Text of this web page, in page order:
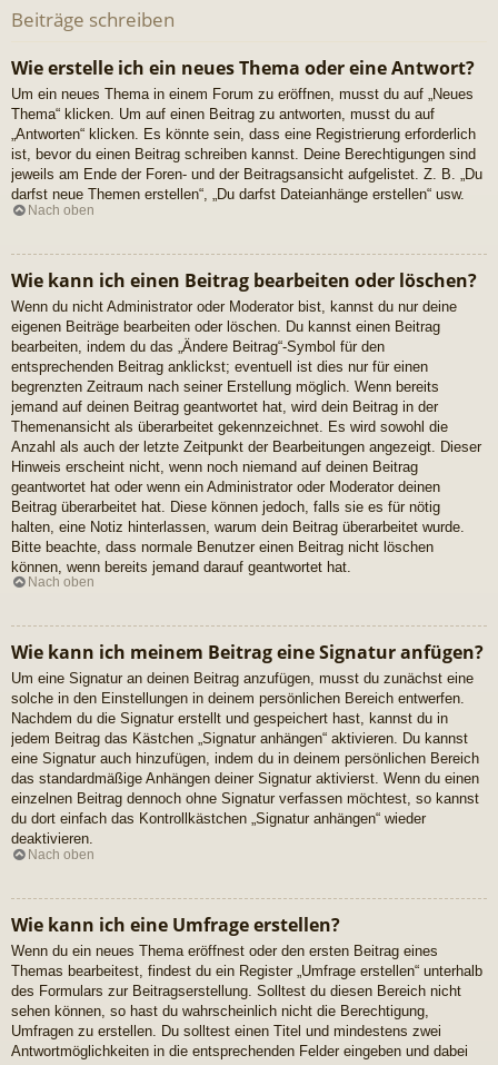
Beiträge schreiben
Wie erstelle ich ein neues Thema oder eine Antwort?
Um ein neues Thema in einem Forum zu eröffnen, musst du auf „Neues
Thema“ klicken. Um auf einen Beitrag zu antworten, musst du auf
„Antworten“ klicken. Es könnte sein, dass eine Registrierung erforderlich
ist, bevor du einen Beitrag schreiben kannst. Deine Berechtigungen sind
jeweils am Ende der Foren- und der Beitragsansicht aufgelistet. Z. B. „Du
darfst neue Themen erstellen“, „Du darfst Dateianhänge erstellen“ usw.
Nach oben
Wie kann ich einen Beitrag bearbeiten oder löschen?
Wenn du nicht Administrator oder Moderator bist, kannst du nur deine
eigenen Beiträge bearbeiten oder löschen. Du kannst einen Beitrag
bearbeiten, indem du das „Ändere Beitrag“-Symbol für den
entsprechenden Beitrag anklickst; eventuell ist dies nur für einen
begrenzten Zeitraum nach seiner Erstellung möglich. Wenn bereits
jemand auf deinen Beitrag geantwortet hat, wird dein Beitrag in der
Themenansicht als überarbeitet gekennzeichnet. Es wird sowohl die
Anzahl als auch der letzte Zeitpunkt der Bearbeitungen angezeigt. Dieser
Hinweis erscheint nicht, wenn noch niemand auf deinen Beitrag
geantwortet hat oder wenn ein Administrator oder Moderator deinen
Beitrag überarbeitet hat. Diese können jedoch, falls sie es für nötig
halten, eine Notiz hinterlassen, warum dein Beitrag überarbeitet wurde.
Bitte beachte, dass normale Benutzer einen Beitrag nicht löschen
können, wenn bereits jemand darauf geantwortet hat.
Nach oben
Wie kann ich meinem Beitrag eine Signatur anfügen?
Um eine Signatur an deinen Beitrag anzufügen, musst du zunächst eine
solche in den Einstellungen in deinem persönlichen Bereich entwerfen.
Nachdem du die Signatur erstellt und gespeichert hast, kannst du in
jedem Beitrag das Kästchen „Signatur anhängen“ aktivieren. Du kannst
eine Signatur auch hinzufügen, indem du in deinem persönlichen Bereich
das standardmäßige Anhängen deiner Signatur aktivierst. Wenn du einen
einzelnen Beitrag dennoch ohne Signatur verfassen möchtest, so kannst
du dort einfach das Kontrollkästchen „Signatur anhängen“ wieder
deaktivieren.
Nach oben
Wie kann ich eine Umfrage erstellen?
Wenn du ein neues Thema eröffnest oder den ersten Beitrag eines
Themas bearbeitest, findest du ein Register „Umfrage erstellen“ unterhalb
des Formulars zur Beitragserstellung. Solltest du diesen Bereich nicht
sehen können, so hast du wahrscheinlich nicht die Berechtigung,
Umfragen zu erstellen. Du solltest einen Titel und mindestens zwei
Antwortmöglichkeiten in die entsprechenden Felder eingeben und dabei